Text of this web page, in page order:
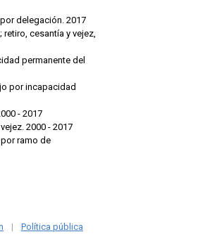
por delegación. 2017
X.12 Pensiones en curso de pago en el seguro de invalidez y vida 2000 - 2017
y vejez. 2000 - 2017
| Política pública